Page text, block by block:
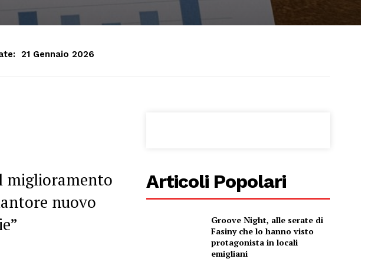
21 Gennaio 2026
miglioramento
nuovo
Articoli Popolari
Groove Night, alle serate di
Fasiny che lo hanno visto
protagonista in locali
emigliani